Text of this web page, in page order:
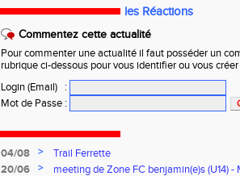
les Réactions
Commentez cette actualité
Pour commenter une actualité il faut posséder un
rubrique ci-dessous pour vous identifier ou vous
Login (Email)
:
Mot de Passe :
04/08 >
Trail Ferrette
20/06
>
meeting de Zone FC benjamin(e)s (U14) -